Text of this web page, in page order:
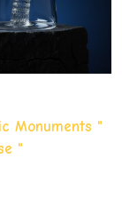
Monuments "
"